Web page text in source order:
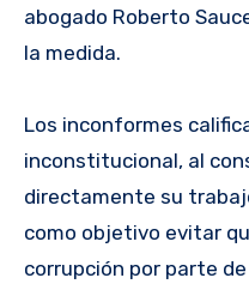
abogado Roberto
la medida.
Los inconformes
inconstitucional, al
directamente su
como objetivo evitar
corrupción por parte